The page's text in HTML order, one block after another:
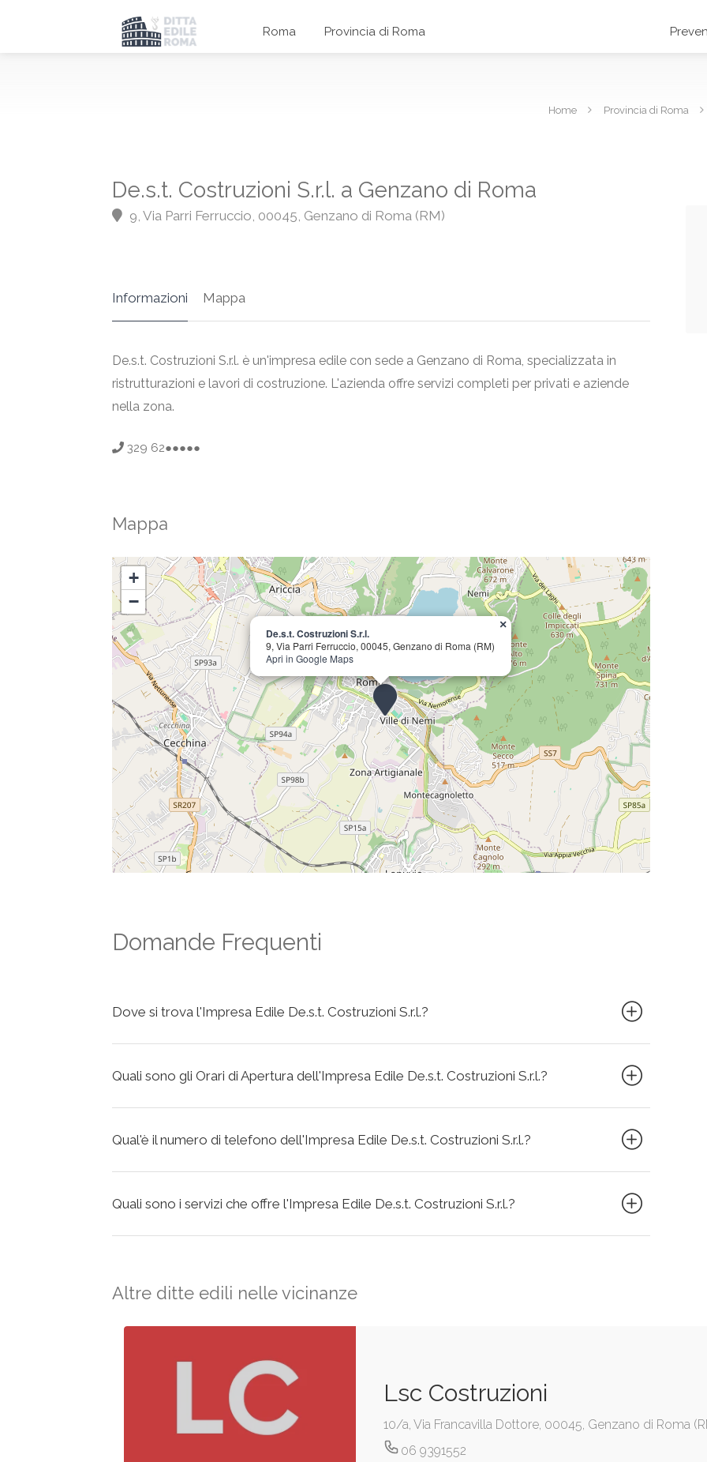
Roma Provincia di Roma
Home Provincia di Roma
De.s.t. Costruzioni S.r.l. a Genzano di Roma
9, Via Parri Ferruccio, 00045, Genzano di Roma (RM)
Informazioni Mappa
De.s.t. Costruzioni S.r.l. è un'impresa edile con sede a Genzano di Roma, specializzata in
ristrutturazioni e lavori di costruzione. L'azienda offre servizi completi per privati e aziende
nella zona.
329 62●●●●●
Mappa
De.s.t. Costruzioni S.r.l.
9, Via Parri Ferruccio, 00045, Genzano di Roma (RM)
Apri in Google Maps
×
+
−
Domande Frequenti
Dove si trova l'Impresa Edile De.s.t. Costruzioni S.r.l.?
Quali sono gli Orari di Apertura dell'Impresa Edile De.s.t. Costruzioni S.r.l.?
Qual'è il numero di telefono dell'Impresa Edile De.s.t. Costruzioni S.r.l.?
Quali sono i servizi che offre l'Impresa Edile De.s.t. Costruzioni S.r.l.?
Altre ditte edili nelle vicinanze
Lsc Costruzioni
10/a, Via Francavilla Dottore, 00045, Genzano di Roma
06 9391552